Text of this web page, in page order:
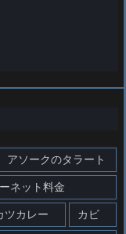
アソークのタラート
ネット料金
ツカレー カビ